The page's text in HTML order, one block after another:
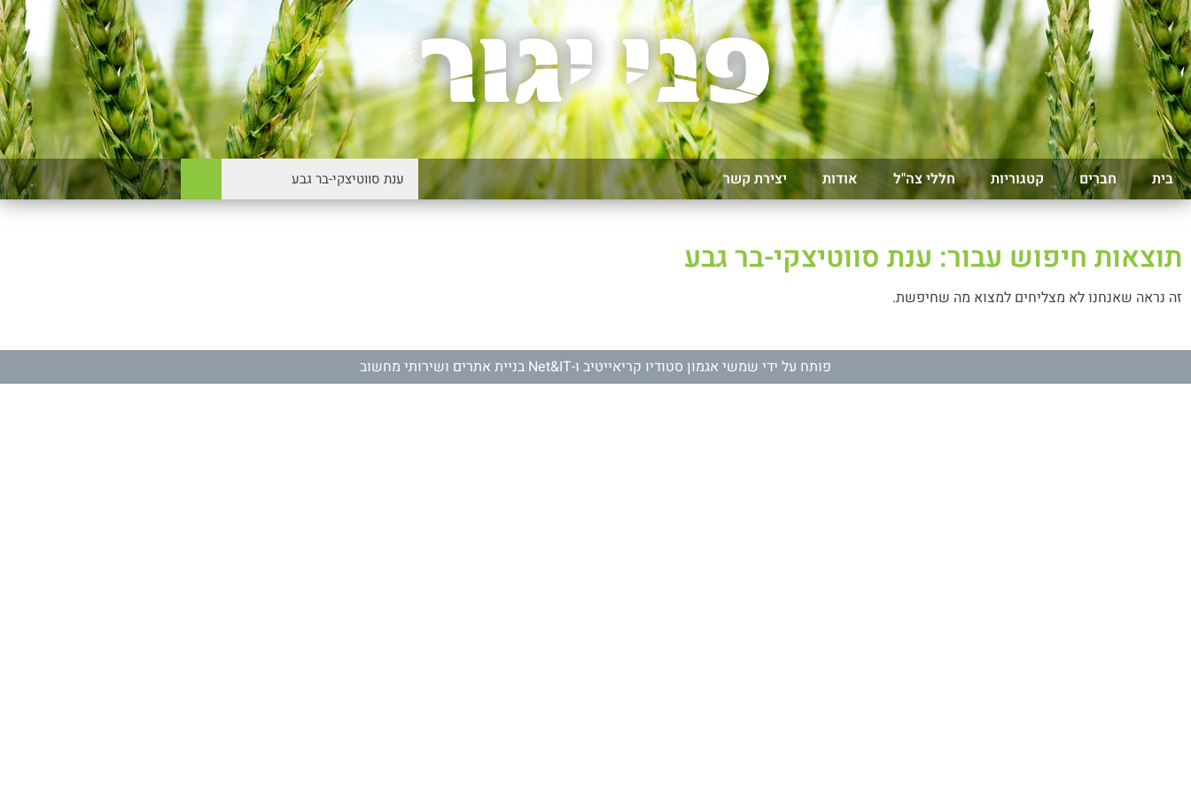
בית חברים קטגוריות חללי צה"ל אודות יצירת קשר
תוצאות חיפוש עבור: ענת סווטיצקי-בר גבע
זה נראה שאנחנו לא מצליחים למצוא מה שחיפשת.
פותח על ידי שמשי אגמון סטודיו קריאייטיב ו-Net&IT בניית אתרים ושירותי מחשוב